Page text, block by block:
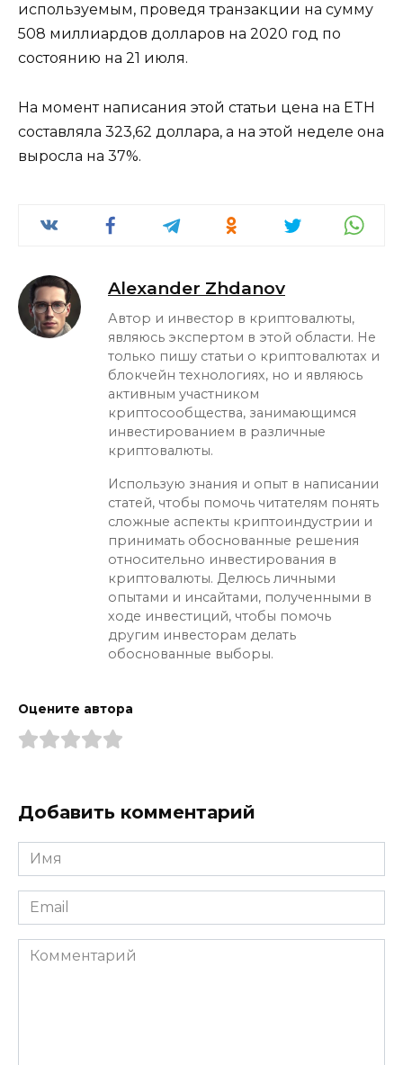
используемым, проведя транзакции на сумму
508 миллиардов долларов на 2020 год по
состоянию на 21 июля.
На момент написания этой статьи цена на ETH
составляла 323,62 доллара, а на этой неделе она
выросла на 37%.
Alexander Zhdanov
Автор и инвестор в криптовалюты,
являюсь экспертом в этой области. Не
только пишу статьи о криптовалютах и
блокчейн технологиях, но и являюсь
активным участником
криптосообщества, занимающимся
инвестированием в различные
криптовалюты.
Использую знания и опыт в написании
статей, чтобы помочь читателям понять
сложные аспекты криптоиндустрии и
принимать обоснованные решения
относительно инвестирования в
криптовалюты. Делюсь личными
опытами и инсайтами, полученными в
ходе инвестиций, чтобы помочь
другим инвесторам делать
обоснованные выборы.
Оцените автора
Добавить комментарий
Имя
*
Email
*
Комментарий